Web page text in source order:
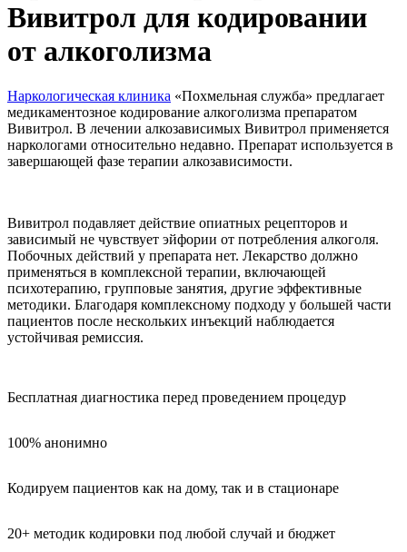
Вивитрол для кодировании
от алкоголизма
Наркологическая клиника «Похмельная служба» предлагает
медикаментозное кодирование алкоголизма препаратом
Вивитрол. В лечении алкозависимых Вивитрол применяется
наркологами относительно недавно. Препарат используется в
завершающей фазе терапии алкозависимости.
Вивитрол подавляет действие опиатных рецепторов и
зависимый не чувствует эйфории от потребления алкоголя.
Побочных действий у препарата нет. Лекарство должно
применяться в комплексной терапии, включающей
психотерапию, групповые занятия, другие эффективные
методики. Благодаря комплексному подходу у большей части
пациентов после нескольких инъекций наблюдается
устойчивая ремиссия.
Бесплатная диагностика перед проведением процедур
100% анонимно
Кодируем пациентов как на дому, так и в стационаре
20+ методик кодировки под любой случай и бюджет